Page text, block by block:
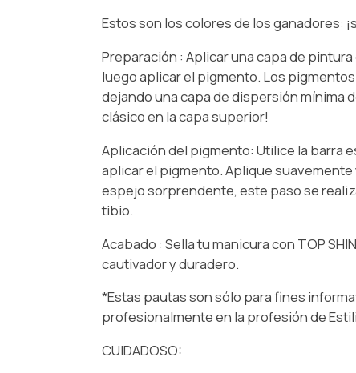
Estos son los colores de los ganadores:
Preparación : Aplicar una capa de
luego aplicar el pigmento. Los
dejando una capa de dispersión mínima
clásico en la capa superior!
Aplicación del pigmento: Utilice la barra
aplicar el pigmento. Aplique
espejo sorprendente, este paso se
tibio.
Acabado : Sella tu manicura con TOP
cautivador y duradero.
*Estas pautas son sólo para fines
profesionalmente en la profesión de
CUIDADOSO: